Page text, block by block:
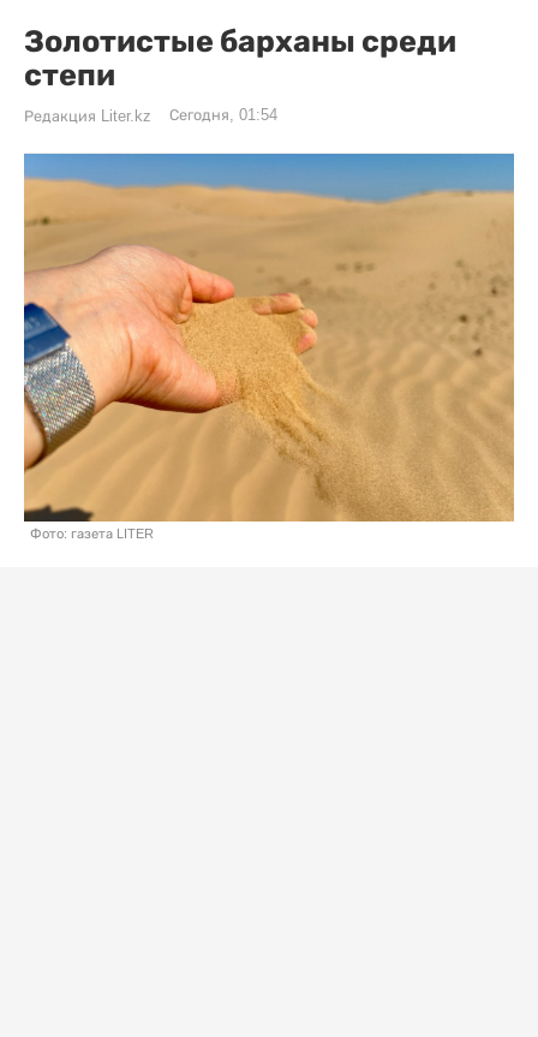
Золотистые барханы среди
степи
Редакция Liter.kz Сегодня, 01:54
Фото: газета LITER